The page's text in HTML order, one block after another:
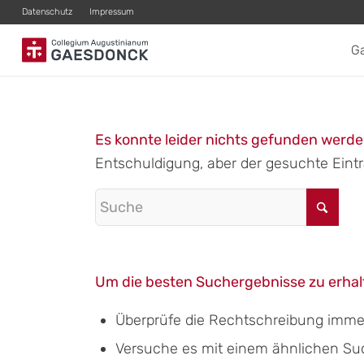
Datenschutz Impressum
Es konnte leider nichts gefunden
Entschuldigung, aber der gesuchte
Um die besten Suchergebnisse zu
Überprüfe die Rechtschreibung
Versuche es mit einem ähnlichen